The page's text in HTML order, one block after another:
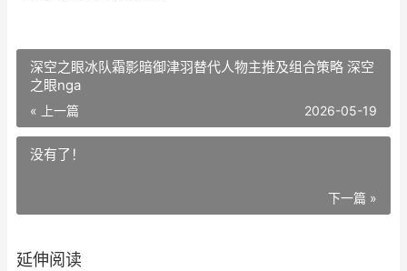
深空之眼冰队霜影暗御津羽替代人物主推及组合策略 深空
之眼nga
« 上一篇 2026-05-19
没有了！
下一篇 »
延伸阅读